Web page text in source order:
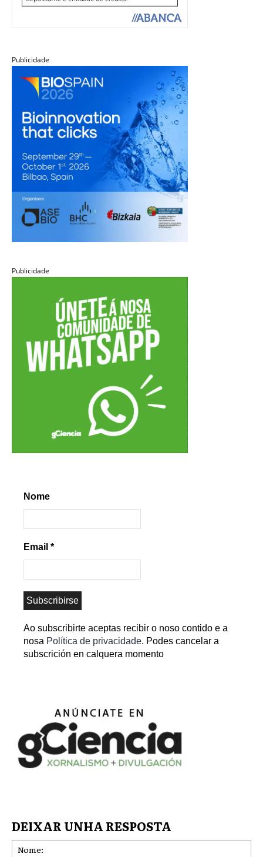
Publicidade
Publicidade
Nome
Email *
Ao subscribirte aceptas recibir o noso contido e a
nosa Política de privacidade. Podes cancelar a
subscrición en calquera momento
DEIXAR UNHA RESPOSTA